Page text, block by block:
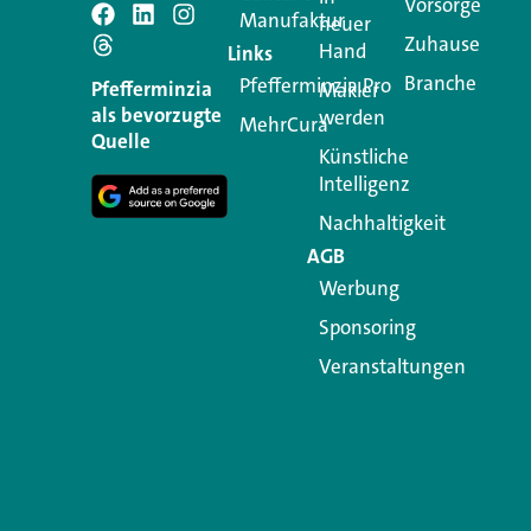
Schreiben
Ihre E-Mail-Adresse wird
Kommentar
Pfefferminzia
als bevorzugte
Quelle
Manufaktur
Links
Pfefferminzia.Pro
MehrCura
neuer
Hand
Makler
werden
Künstliche
Intelligenz
Nachhaltigkeit
AGB
Werbung
Sponsoring
Veranstaltungen
Vorsorge
Zuhause
Branche